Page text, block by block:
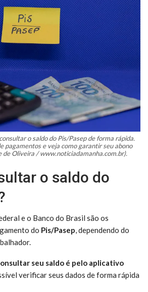
o saldo do Pis/Pasep de forma rápida.
pagamentos e veja como garantir seu abono
de Oliveira / www.noticiadamanha.com.br).
o saldo do
e o Banco do Brasil são os
do Pis/Pasep, dependendo do
seu saldo é pelo aplicativo
verificar seus dados de forma rápida